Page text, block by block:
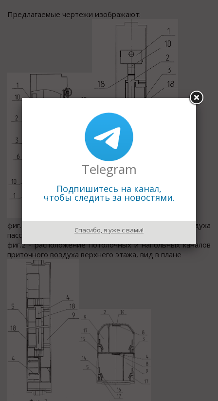
Предлагаемые чертежи изображают:
фиг.1 - система кондиционирования воздуха
пассажирского двухэтажного вагона, общий вид
фиг.2 - расположение потолочных и напольных каналов
приточного воздуха верхнего этажа, вид в плане
Telegram
Подпишитесь на канал,
чтобы следить за новостями.
Спасибо, я уже с вами!